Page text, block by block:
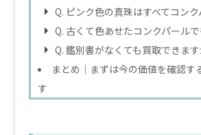
Q. ピンク色の真珠はすべてコン
Q. 古くて色あせたコンクパール
Q. 鑑別書がなくても買取できます
まとめ｜まずは今の価値を確認す
す